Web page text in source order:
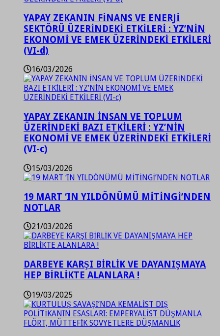
YAPAY ZEKANIN FİNANS VE ENERJİ
SEKTÖRÜ ÜZERİNDEKİ ETKİLERİ : YZ’NİN
EKONOMİ VE EMEK ÜZERİNDEKİ ETKİLERİ
(VI-d)
16/03/2026
YAPAY ZEKANIN İNSAN VE TOPLUM
ÜZERİNDEKİ BAZI ETKİLERİ : YZ’NİN
EKONOMİ VE EMEK ÜZERİNDEKİ ETKİLERİ
(VI-c)
15/03/2026
19 MART ‘IN YILDÖNÜMÜ MİTİNGİ’NDEN
NOTLAR
21/03/2026
DARBEYE KARŞI BİRLİK VE DAYANIŞMAYA
HEP BİRLİKTE ALANLARA !
19/03/2025